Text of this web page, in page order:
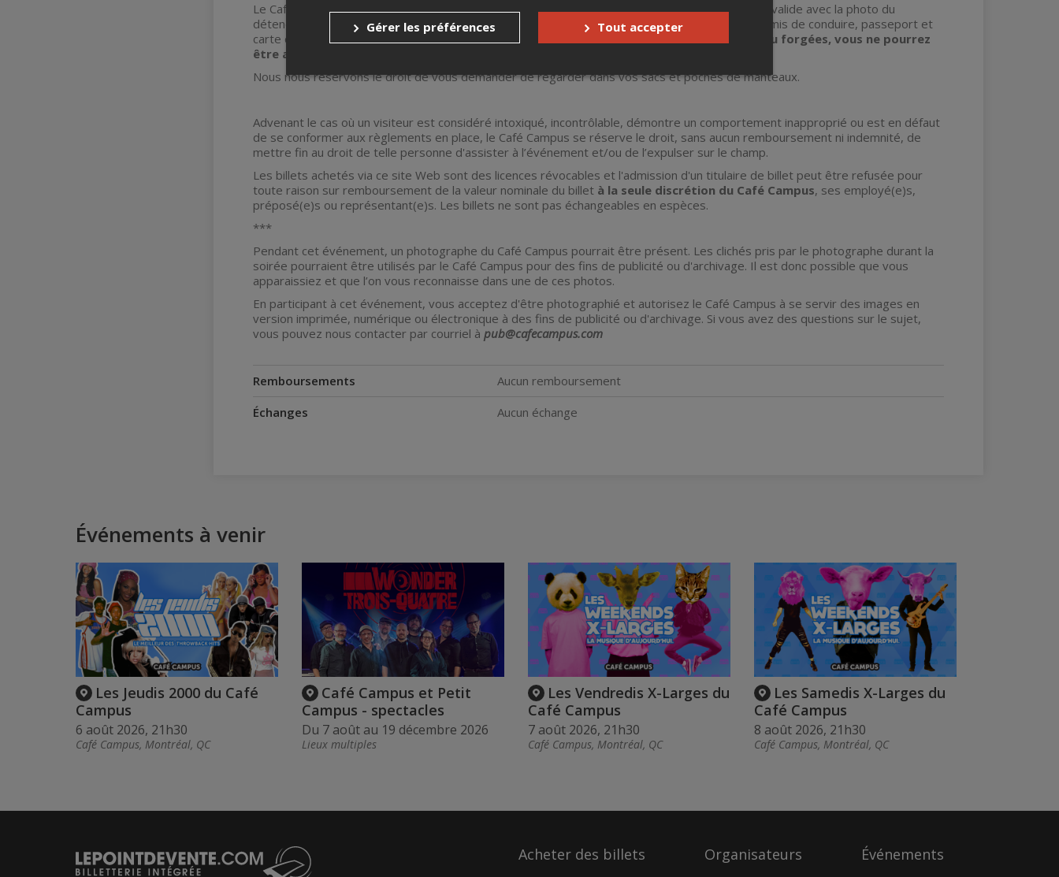
Le Café Campus se réserve le droit d’exiger la présentation d’un document d’identité officiel et valide avec la photo du
détendeur de billet. Les pièces d’identité acceptées sont uniquement les suivantes: RAMQ, permis de conduire, passeport et
carte d’identité gouvernementale.Dans le cas où des pièces d'identité sont manquantes ou forgées, vous ne pourrez
être admis, et ce sans remboursement.
Nous nous réservons le droit de vous demander de regarder dans vos sacs et poches de manteaux.
Advenant le cas où un visiteur est considéré intoxiqué, incontrôlable, démontre un comportement inapproprié ou est en défaut
de se conformer aux règlements en place, le Café Campus se réserve le droit, sans aucun remboursement ni indemnité, de
mettre fin au droit de telle personne d'assister à l’événement et/ou de l’expulser sur le champ.
Les billets achetés via ce site Web sont des licences révocables et l'admission d'un titulaire de billet peut être refusée pour
toute raison sur remboursement de la valeur nominale du billet à la seule discrétion du Café Campus, ses employé(e)s,
préposé(e)s ou représentant(e)s. Les billets ne sont pas échangeables en espèces.
***
Pendant cet événement, un photographe du Café Campus pourrait être présent. Les clichés pris par le photographe durant la
soirée pourraient être utilisés par le Café Campus pour des fins de publicité ou d'archivage. Il est donc possible que vous
apparaissiez et que l’on vous reconnaisse dans une de ces photos.
En participant à cet événement, vous acceptez d'être photographié et autorisez le Café Campus à se servir des images en
version imprimée, numérique ou électronique à des fins de publicité ou d'archivage. Si vous avez des questions sur le sujet,
vous pouvez nous contacter par courriel à pub@cafecampus.com
Remboursements
Aucun remboursement
Échanges
Aucun échange
Événements à venir
Les Jeudis 2000 du Café
Campus
6 août 2026, 21h30
Café Campus, Montréal, QC
Café Campus et Petit
Campus - spectacles
Du 7 août au 19 décembre 2026
Lieux multiples
Les Vendredis X-Larges du
Café Campus
7 août 2026, 21h30
Café Campus, Montréal, QC
Les Samedis X-Larges du
Café Campus
8 août 2026, 21h30
Café Campus, Montréal, QC
Acheter des billets Organisateurs Événements
Gérer les préférences Tout accepter